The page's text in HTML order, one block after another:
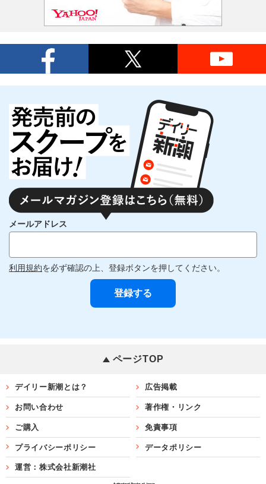
メールアドレス
利用規約を必ず確認の上、登録ボタンを押してください。
ページTOP
デイリー新潮とは？ 広告掲載
お問い合わせ 著作権・リンク
ご購入 免責事項
プライバシーポリシー データポリシー
運営：株式会社新潮社